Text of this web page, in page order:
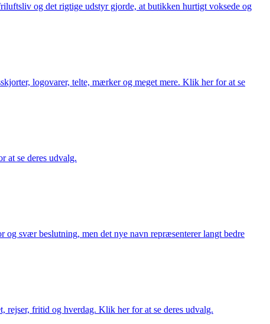
og det rigtige udstyr gjorde, at butikken hurtigt voksede og
logovarer, telte, mærker og meget mere. Klik her for at se
at se deres udvalg.
svær beslutning, men det nye navn repræsenterer langt bedre
fritid og hverdag. Klik her for at se deres udvalg.